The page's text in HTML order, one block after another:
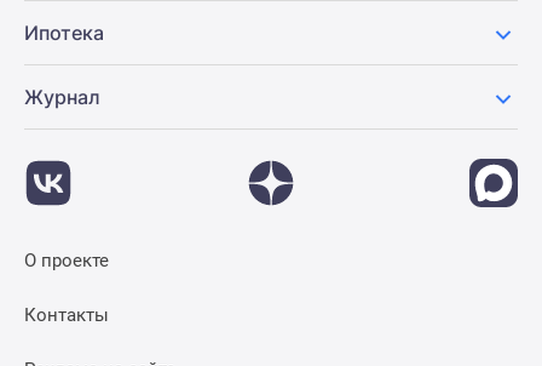
Ипотека
Журнал
О проекте
Контакты